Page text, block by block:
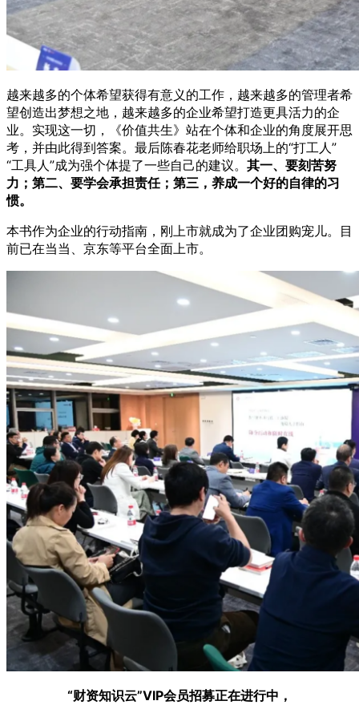
越来越多的个体希望获得有意义的工作，越来越多的管理者希
望创造出梦想之地，越来越多的企业希望打造更具活力的企
业。实现这一切，《价值共生》站在个体和企业的角度展开思
考，并由此得到答案。最后陈春花老师给职场上的“打工人”
“工具人”成为强个体提了一些自己的建议。 其一、要刻苦努
力；第二、要学会承担责任；第三，养成一个好的自律的习
惯。
本书作为企业的行动指南，刚上市就成为了企业团购宠儿。目
前已在当当、京东等平台全面上市。
“财资知识云”VIP会员招募正在进行中，